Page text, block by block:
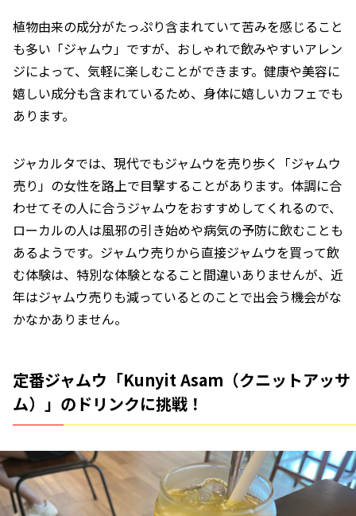
植物由来の成分がたっぷり含まれていて苦みを感じること
も多い「ジャムウ」ですが、おしゃれで飲みやすいアレン
ジによって、気軽に楽しむことができます。健康や美容に
嬉しい成分も含まれているため、身体に嬉しいカフェでも
あります。
ジャカルタでは、現代でもジャムウを売り歩く「ジャムウ
売り」の女性を路上で目撃することがあります。体調に合
わせてその人に合うジャムウをおすすめしてくれるので、
ローカルの人は風邪の引き始めや病気の予防に飲むことも
あるようです。ジャムウ売りから直接ジャムウを買って飲
む体験は、特別な体験となること間違いありませんが、近
年はジャムウ売りも減っているとのことで出会う機会がな
かなかありません。
定番ジャムウ「Kunyit Asam（クニットアッサ
ム）」のドリンクに挑戦！